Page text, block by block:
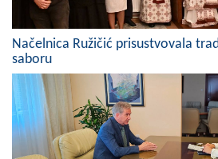
Javni pozivi
Zaštita od požara
COVID 19
Načelnica Ružičić prisustvovala
saboru